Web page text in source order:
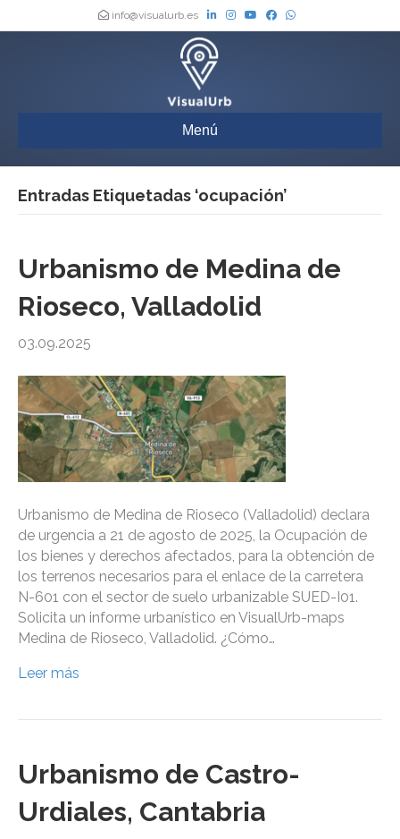
info@visualurb.es
Menú
Entradas Etiquetadas ‘ocupación’
Urbanismo de Medina de
Rioseco, Valladolid
03.09.2025
Urbanismo de Medina de Rioseco (Valladolid) declara
de urgencia a 21 de agosto de 2025, la Ocupación de
los bienes y derechos afectados, para la obtención de
los terrenos necesarios para el enlace de la carretera
N-601 con el sector de suelo urbanizable SUED-I01.
Solicita un informe urbanístico en VisualUrb-maps
Medina de Rioseco, Valladolid. ¿Cómo…
Leer más
Urbanismo de Castro-
Urdiales, Cantabria